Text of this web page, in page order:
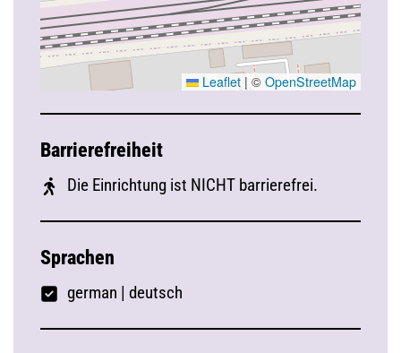
Leaflet | © OpenStreetMap
Barrierefreiheit
Die Einrichtung ist NICHT barrierefrei.
Sprachen
german | deutsch